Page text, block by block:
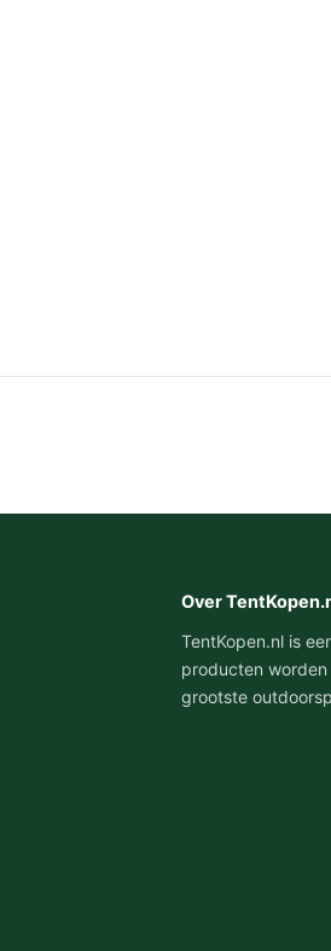
Over
TentKopen.nl is
producten
grootste